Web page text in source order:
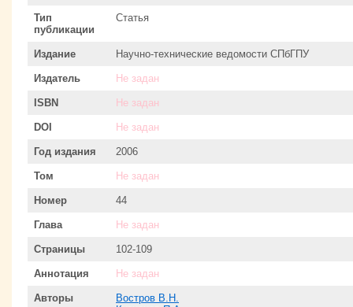
Тип
публикации
Статья
Издание Научно-технические ведомости СПбГПУ
Издатель Не задан
ISBN Не задан
DOI Не задан
Год издания 2006
Том Не задан
Номер 44
Глава Не задан
Страницы 102-109
Аннотация Не задан
Авторы
Востров В.Н.